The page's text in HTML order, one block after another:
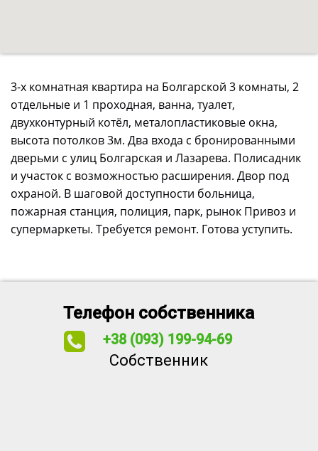
3-х комнатная квартира на Болгарской 3 комнаты, 2
отдельные и 1 проходная, ванна, туалет,
двухконтурный котёл, металопластиковые окна,
высота потолков 3м. Два входа с бронированными
дверьми с улиц Болгарская и Лазарева. Полисадник
и участок с возможностью расширения. Двор под
охраной. В шаговой доступности больница,
пожарная станция, полиция, парк, рынок Привоз и
супермаркеты. Требуется ремонт. Готова уступить.
Телефон собственника
+38 (093) 199-94-69
Собственник